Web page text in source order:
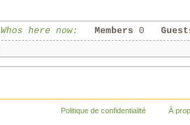
Whos here now: Members 0
Politique de confidentialité À